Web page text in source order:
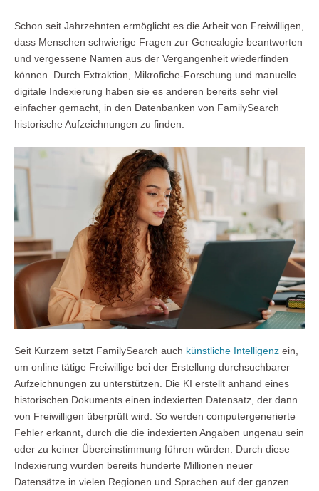
Schon seit Jahrzehnten ermöglicht es die Arbeit von Freiwilligen,
dass Menschen schwierige Fragen zur Genealogie beantworten
und vergessene Namen aus der Vergangenheit wiederfinden
können. Durch Extraktion, Mikrofiche-Forschung und manuelle
digitale Indexierung haben sie es anderen bereits sehr viel
einfacher gemacht, in den Datenbanken von FamilySearch
historische Aufzeichnungen zu finden.
Seit Kurzem setzt FamilySearch auch künstliche Intelligenz ein,
um online tätige Freiwillige bei der Erstellung durchsuchbarer
Aufzeichnungen zu unterstützen. Die KI erstellt anhand eines
historischen Dokuments einen indexierten Datensatz, der dann
von Freiwilligen überprüft wird. So werden computergenerierte
Fehler erkannt, durch die die indexierten Angaben ungenau sein
oder zu keiner Übereinstimmung führen würden. Durch diese
Indexierung wurden bereits hunderte Millionen neuer
Datensätze in vielen Regionen und Sprachen auf der ganzen